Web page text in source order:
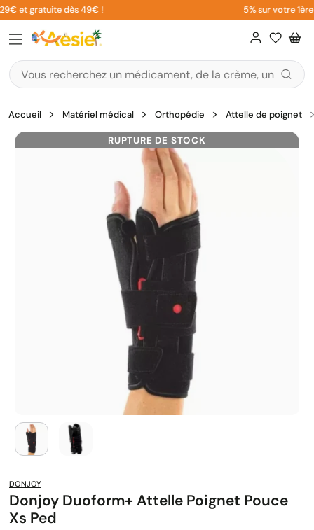
Aller
au
contenu
et gratuite dès 49€ ! 5% sur votre
Accueil Matériel médical Orthopédie Attelle de poignet
RUPTURE DE STOCK
DONJOY
Donjoy Duoform+ Attelle Poignet Pouce
Xs Ped